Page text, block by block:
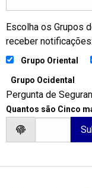
Escolha os Grupos
receber notificações:
Grupo Oriental
Grupo Ocidental
Pergunta de
Quantos são Cinco